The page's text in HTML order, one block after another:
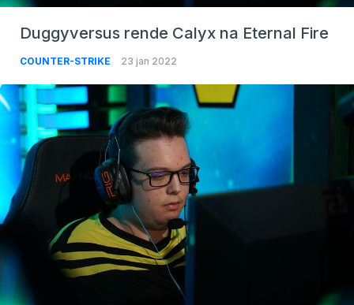
Duggyversus rende Calyx na Eternal Fire
COUNTER-STRIKE 23 jan 2022